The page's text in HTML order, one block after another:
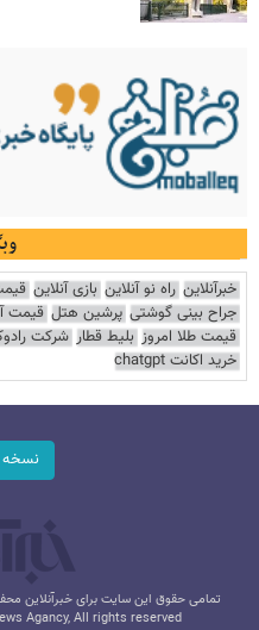
خبرآنلاین راه نو آنلاین بازی آنلاین
جراح بینی گوشتی پرشین هتل قیمت
قیمت طلا امروز بلیط قطار شرکت
خرید اکانت chatgpt
تمامی حقوق این سایت برای خبرآنلاین
Agancy, All rights reserved